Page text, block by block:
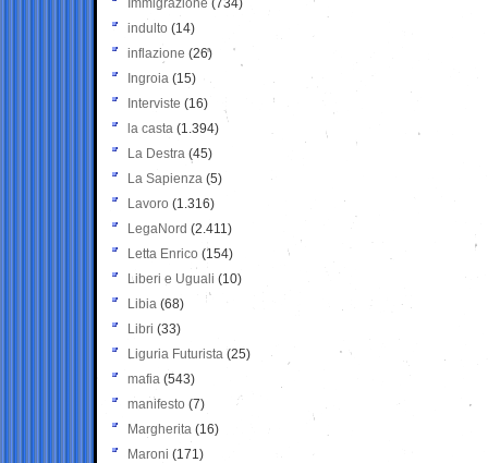
Immigrazione (734)
indulto (14)
inflazione (26)
Ingroia (15)
Interviste (16)
la casta (1.394)
La Destra (45)
La Sapienza (5)
Lavoro (1.316)
LegaNord (2.411)
Letta Enrico (154)
Liberi e Uguali (10)
Libia (68)
Libri (33)
Liguria Futurista (25)
mafia (543)
manifesto (7)
Margherita (16)
Maroni (171)